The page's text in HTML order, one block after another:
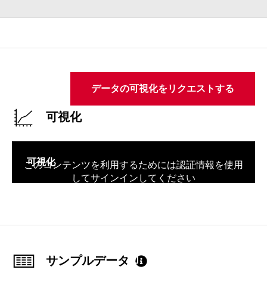
データの可視化をリクエストする
可視化
可視化
このコンテンツを利用するためには認証情報を使用
してサインインしてください
サンプルデータ